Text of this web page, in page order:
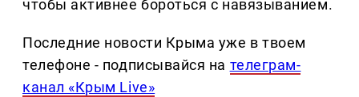
чтобы активнее бороться с навязыванием.
Последние новости Крыма уже в твоем
телефоне - подписывайся на телеграм-
канал «Крым Live»